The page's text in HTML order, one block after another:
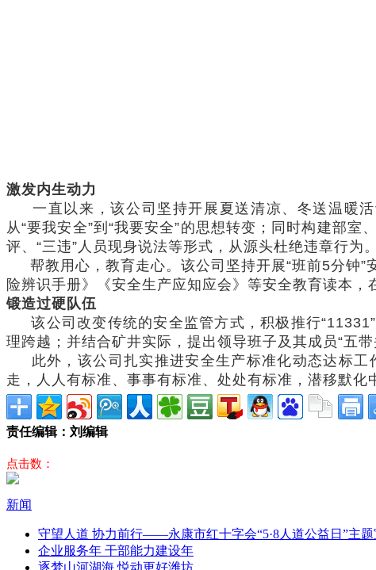
激发内生动力
一直以来，该公司坚持开展夏送清凉、冬送温暖
从“要我安全”到“我要安全”的思想转变；同时构建部
评、“三违”人员现身说法等形式，从源头杜绝违章行为。
帮教用心，教育走心。该公司坚持开展“班前5分钟”
险辨识手册》《安全生产应知应会》等安全教育读本，
锻造过硬队伍
该公司改变传统的安全监管方式，积极推行
理跨越；并结合矿井实际，提出领导班子及其成员“五
此外，该公司扎实推进安全生产标准化动态达标工
走，人人有标准、事事有标准、处处有标准，潜移默
责任编辑：刘编辑
点击数：
新闻
守望人道 协力前行——永康市红十字会“5·8人道公益日”主
企业服务年 干部能力建设年
逐梦山河湖海 悦动更好潍坊